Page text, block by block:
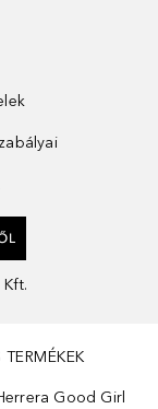
Good Girl